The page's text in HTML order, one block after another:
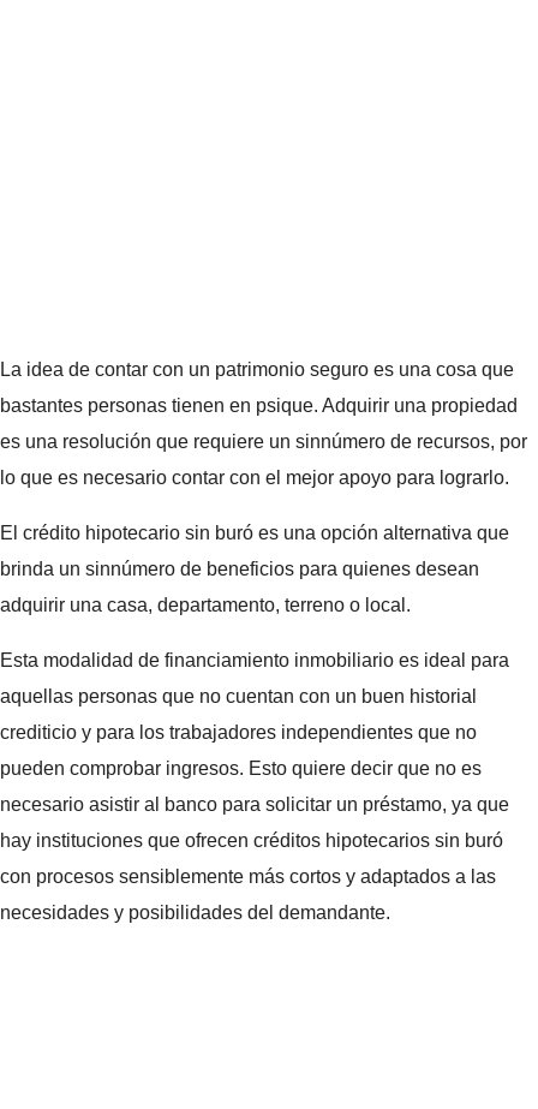
La idea de contar con un patrimonio seguro es una cosa que
bastantes personas tienen en psique. Adquirir una propiedad
es una resolución que requiere un sinnúmero de recursos, por
lo que es necesario contar con el mejor apoyo para lograrlo.
El crédito hipotecario sin buró es una opción alternativa que
brinda un sinnúmero de beneficios para quienes desean
adquirir una casa, departamento, terreno o local.
Esta modalidad de financiamiento inmobiliario es ideal para
aquellas personas que no cuentan con un buen historial
crediticio y para los trabajadores independientes que no
pueden comprobar ingresos. Esto quiere decir que no es
necesario asistir al banco para solicitar un préstamo, ya que
hay instituciones que ofrecen créditos hipotecarios sin buró
con procesos sensiblemente más cortos y adaptados a las
necesidades y posibilidades del demandante.